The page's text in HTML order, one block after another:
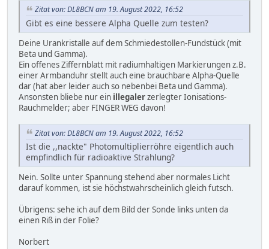
Zitat von: DL8BCN am 19. August 2022, 16:52
Gibt es eine bessere Alpha Quelle zum testen?
Deine Urankristalle auf dem Schmiedestollen-Fundstück (mit
Beta und Gamma).
Ein offenes Ziffernblatt mit radiumhaltigen Markierungen z.B.
einer Armbanduhr stellt auch eine brauchbare Alpha-Quelle
dar (hat aber leider auch so nebenbei Beta und Gamma).
Ansonsten bliebe nur ein illegalerzerlegter Ionisations-
Rauchmelder; aber FINGER WEG davon!
Zitat von: DL8BCN am 19. August 2022, 16:52
Ist die ,,nackte" Photomultiplierröhre eigentlich auch
empfindlich für radioaktive Strahlung?
Nein. Sollte unter Spannung stehend aber normales Licht
darauf kommen, ist sie höchstwahrscheinlich gleich futsch.
Übrigens: sehe ich auf dem Bild der Sonde links unten da
einen Riß in der Folie?
Norbert